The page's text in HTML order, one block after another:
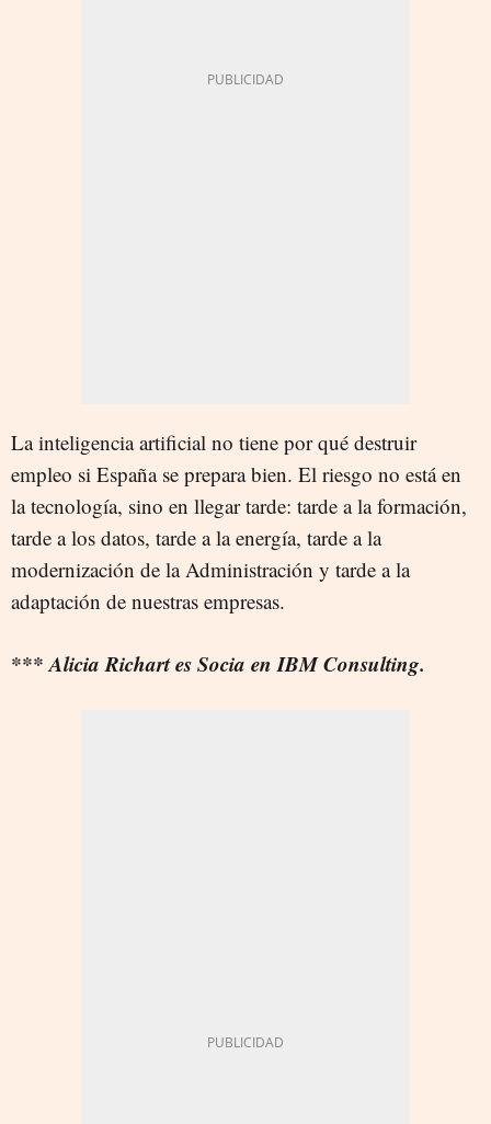
La inteligencia artificial no tiene por qué destruir
empleo si España se prepara bien. El riesgo no está en
la tecnología, sino en llegar tarde: tarde a la formación,
tarde a los datos, tarde a la energía, tarde a la
modernización de la Administración y tarde a la
adaptación de nuestras empresas.
*** Alicia Richart es Socia en IBM Consulting.